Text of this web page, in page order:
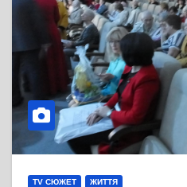
TV СЮЖЕТ ЖИТТЯ